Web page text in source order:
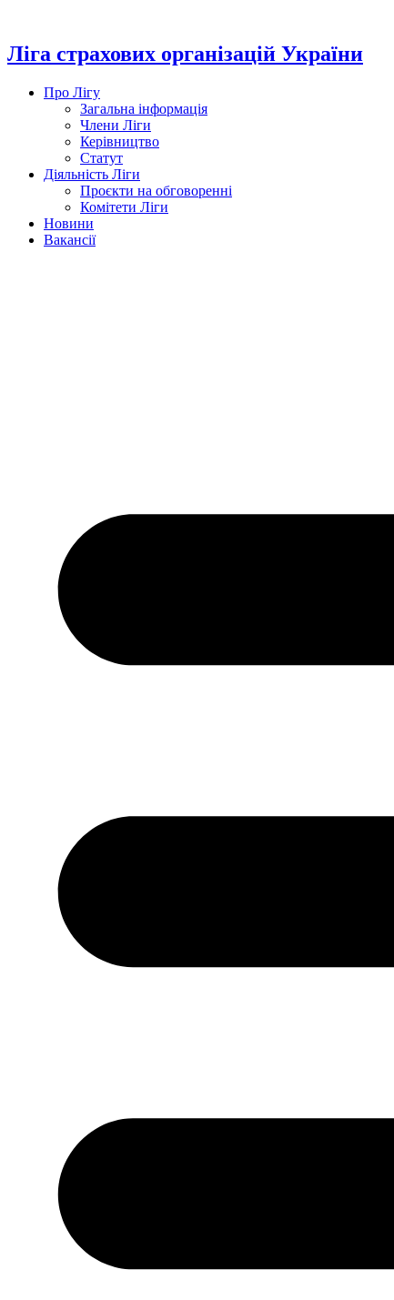
вмісту
Ліга страхових організацій України
Про Лігу
Загальна інформація
Члени Ліги
Керівництво
Статут
Діяльність Ліги
Проєкти на обговоренні
Комітети Ліги
Новини
Вакансії